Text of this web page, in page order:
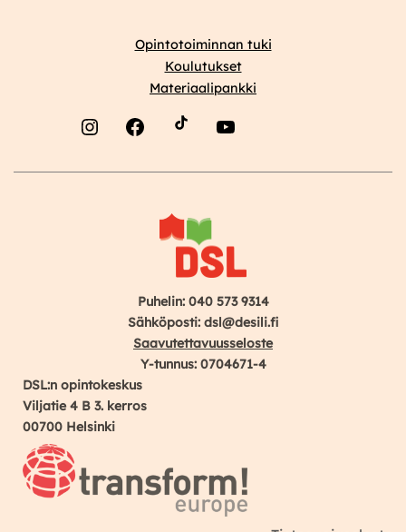
Opintotoiminnan tuki
Koulutukset
Materiaalipankki
Puhelin: 040 573 9314
Sähköposti: dsl@desili.fi
Saavutettavuusseloste
Y-tunnus: 0704671-4
DSL:n opintokeskus
Viljatie 4 B 3. kerros
00700 Helsinki